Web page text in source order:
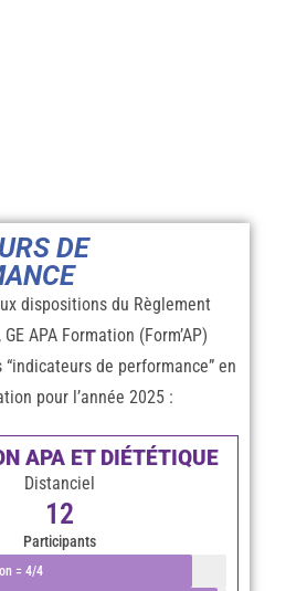
DE
dispositions du Règlement
APA Formation (Form’AP)
de performance” en
pour l’année 2025 :
APA ET DIÉTÉTIQUE
Distanciel
Participants
12
= 4/4